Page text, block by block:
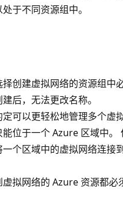
于不同资源组中。
创建虚拟网络的资源组中
后，无法更改名称。
可以更轻松地管理多个虚拟
能位于一个 Azure 区域中。
一个区域中的虚拟网络连接
拟网络的 Azure 资源都必